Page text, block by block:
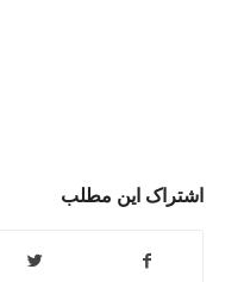
اشتراک این مطلب